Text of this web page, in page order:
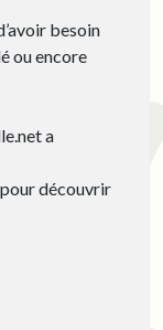
besoin
ou encore
a
découvrir